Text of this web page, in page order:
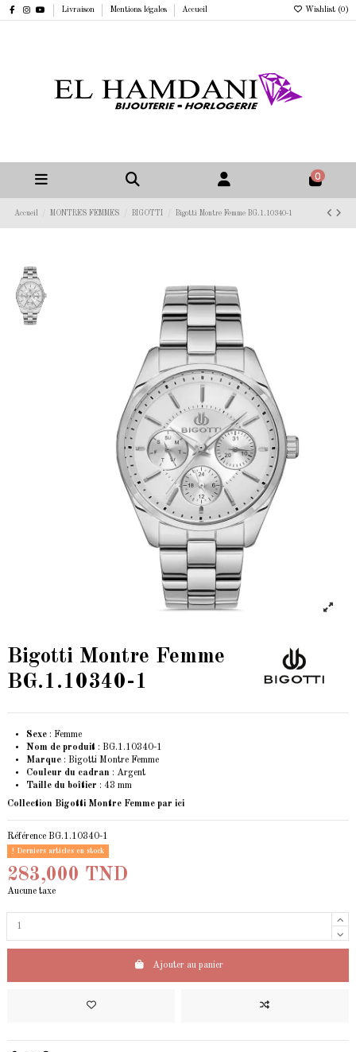
Livraison Mentions légales Accueil Wishlist (0 )
0
Accueil MONTRES FEMMES BIGOTTI Bigotti Montre Femme BG.1.10340-1
Bigotti Montre Femme
BG.1.10340-1
Sexe : Femme
Nom de produit : BG.1.10340-1
Marque : Bigotti Montre Femme
Couleur du cadran : Argent
Taille du boîtier : 43 mm
Collection Bigotti Montre Femme par ici
Référence BG.1.10340-1
Derniers articles en stock
283,000 TND
Aucune taxe
Ajouter au panier